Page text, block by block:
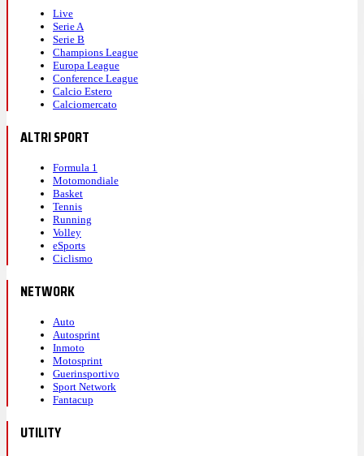
Live
Serie A
Serie B
Champions League
Europa League
Conference League
Calcio Estero
Calciomercato
ALTRI SPORT
Formula 1
Motomondiale
Basket
Tennis
Running
Volley
eSports
Ciclismo
NETWORK
Auto
Autosprint
Inmoto
Motosprint
Guerinsportivo
Sport Network
Fantacup
UTILITY